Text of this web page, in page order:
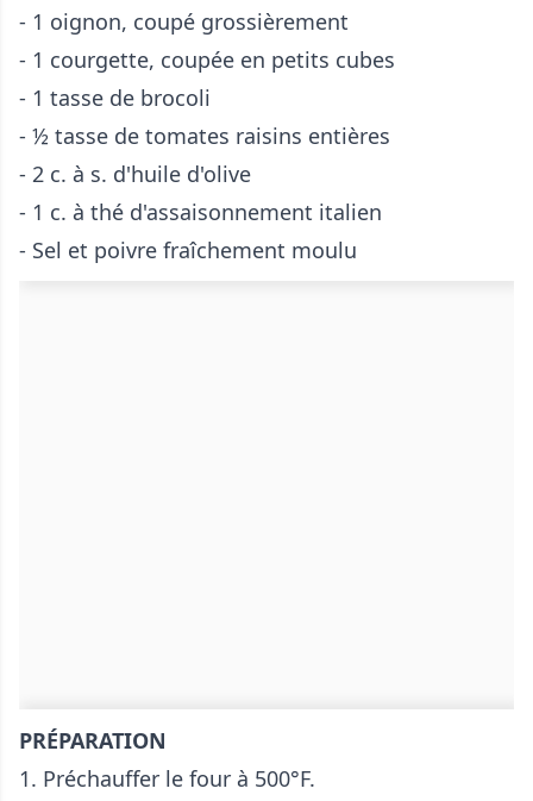
- 1 oignon, coupé grossièrement
- 1 courgette, coupée en petits cubes
- 1 tasse de brocoli
- ½ tasse de tomates raisins entières
- 2 c. à s. d'huile d'olive
- 1 c. à thé d'assaisonnement italien
- Sel et poivre fraîchement moulu
PRÉPARATION
1. Préchauffer le four à 500°F.